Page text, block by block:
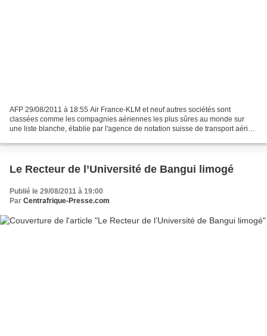
AFP 29/08/2011 à 18:55 Air France-KLM et neuf autres sociétés sont
classées comme les compagnies aériennes les plus sûres au monde sur
une liste blanche, établie par l'agence de notation suisse de transport aérien
Le Recteur de l’Université de Bangui limogé
Publié le 29/08/2011 à 19:00
Par Centrafrique-Presse.com